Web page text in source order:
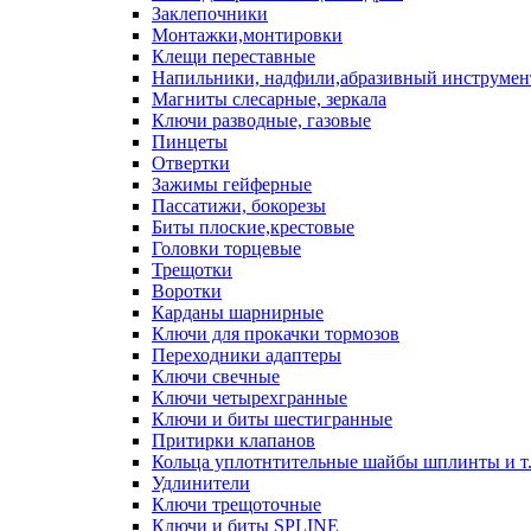
Заклепочники
Монтажки,монтировки
Клещи переставные
Напильники, надфили,абразивный
Магниты слесарные, зеркала
Ключи разводные, газовые
Пинцеты
Отвертки
Зажимы гейферные
Пассатижи, бокорезы
Биты плоские,крестовые
Головки торцевые
Трещотки
Воротки
Карданы шарнирные
Ключи для прокачки тормозов
Переходники адаптеры
Ключи свечные
Ключи четырехгранные
Ключи и биты шестигранные
Притирки клапанов
Кольца уплотнтительные шайбы шплинты и
Удлинители
Ключи трещоточные
Ключи и биты SPLINE